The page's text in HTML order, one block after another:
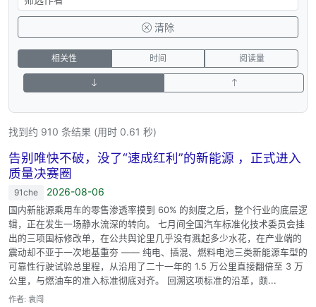
清除
相关性 时间 阅读量
找到约 910 条结果 (用时 0.61 秒)
告别唯快不破，没了“速成红利”的新能源 ，正式进入
质量决赛圈
91che 2026-08-06
国内新能源乘用车的零售渗透率摸到 60% 的刻度之后，整个行业的底层逻
辑，正在发生一场静水流深的转向。 七月间全国汽车标准化技术委员会挂
出的三项国标修改单，在公共舆论里几乎没有溅起多少水花，在产业端的
震动却不亚于一次地基重夯 —— 纯电、插混、燃料电池三类新能源车型的
可靠性行驶试验总里程，从沿用了二十一年的 1.5 万公里直接翻倍至 3 万
公里，与燃油车的准入标准彻底对齐。 回溯这项标准的沿革，颇...
作者: 袁闯